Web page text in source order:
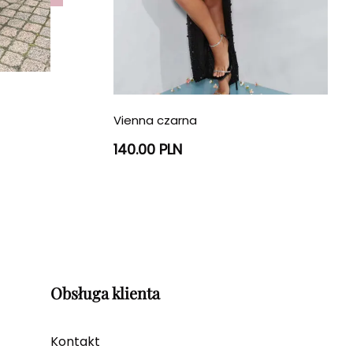
Vienna czarna
140.00 PLN
Obsługa klienta
Kontakt